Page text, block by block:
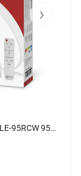
Светильник светодиодный SCANDY SIMPLE-95RCW 95Вт 230В 3000-6500K 7600Лм 400x50мм с пультом ДУ белый IN HOME - Фото
›